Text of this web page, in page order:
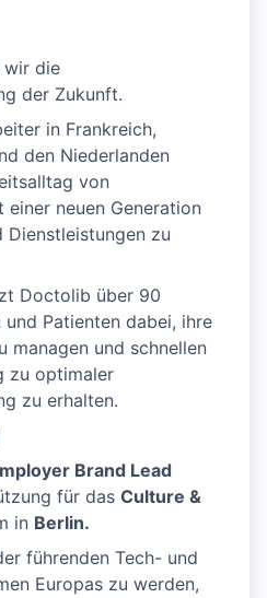
wir die
der Zukunft.
in Frankreich,
den Niederlanden
von
einer neuen Generation
Dienstleistungen zu
Doctolib über 90
Patienten dabei, ihre
managen und schnellen
zu optimaler
zu erhalten.
Brand Lead
für das Culture &
in Berlin.
führenden Tech- und
Europas zu werden,